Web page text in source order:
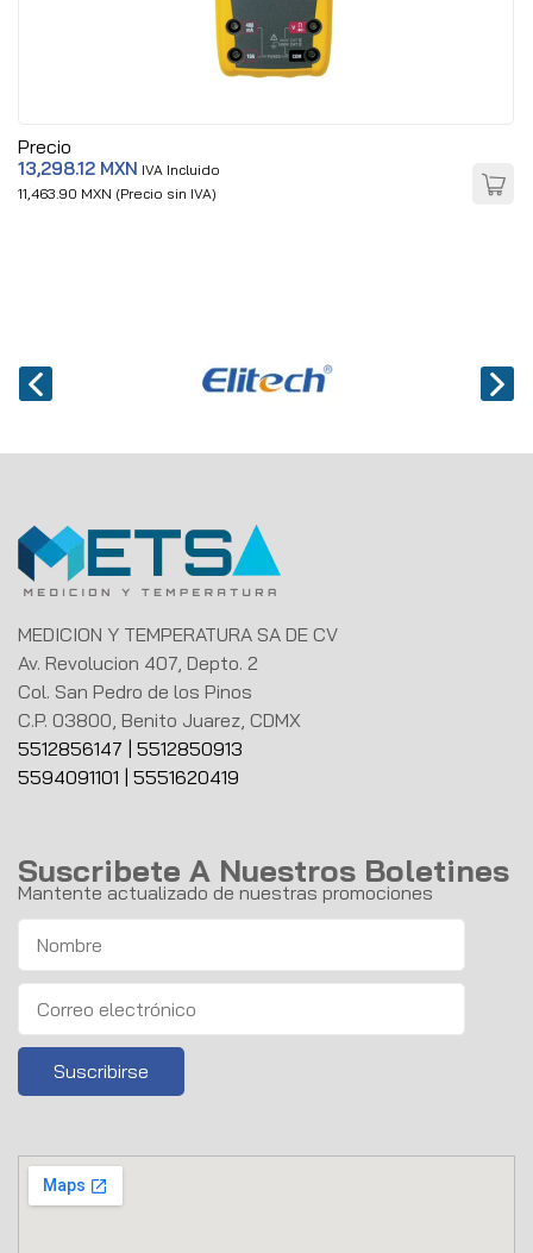
Precio
13,298.12 MXN IVA Incluido
11,463.90 MXN (Precio sin IVA)
MEDICION Y TEMPERATURA SA DE CV
Av. Revolucion 407, Depto. 2
Col. San Pedro de los Pinos
C.P. 03800, Benito Juarez, CDMX
5512856147
5512850913
5594091101
5551620419
Suscribete A Nuestros Boletines
Mantente actualizado de nuestras promociones